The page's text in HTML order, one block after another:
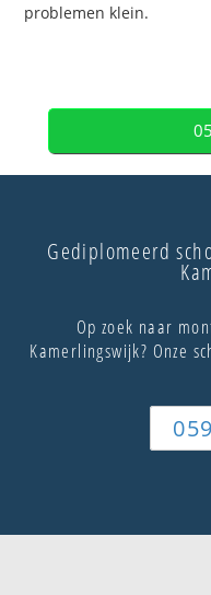
problemen klein.
Gediplomeerd
Op zoek naar
Kamerlingswijk? Onze